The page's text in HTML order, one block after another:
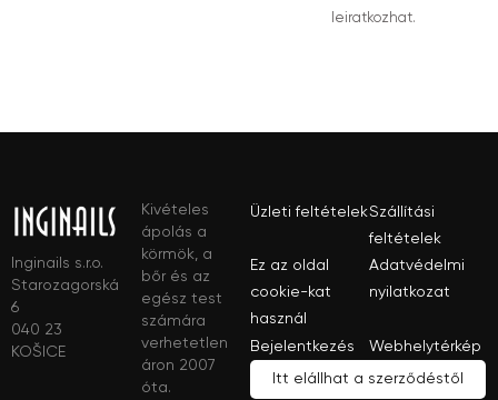
leiratkozhat.
Inginails s.r.o.
Starozagorská
6
040 23
KOŠICE
Kivételes
ápolás a
körmök, a
bőr és az
egész test
számára
verhetetlen
áron 2007
óta.
Üzleti feltételekSzállítási
feltételek
Ez az oldal
cookie-kat
használ
Adatvédelmi
nyilatkozat
Bejelentkezés Webhelytérkép
Itt elállhat a szerződéstől